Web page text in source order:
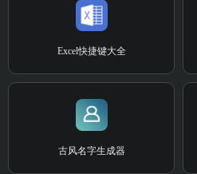
Excel快捷键大全
古风名字生成器